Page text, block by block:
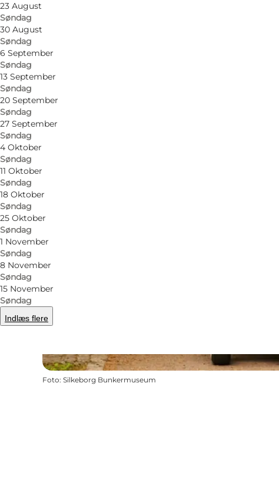
23 August
Søndag
30 August
Søndag
6 September
Søndag
13 September
Søndag
20 September
Søndag
27 September
Søndag
4 Oktober
Søndag
11 Oktober
Søndag
18 Oktober
Søndag
25 Oktober
Søndag
1 November
Søndag
8 November
Søndag
15 November
Søndag
Indlæs flere
Foto: Silkeborg Bunkermuseum